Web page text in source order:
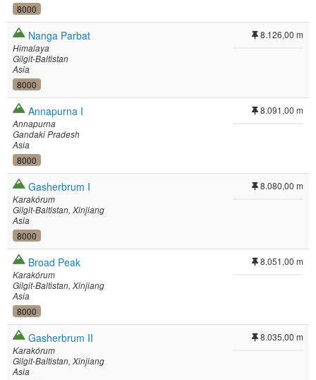
8000
Nanga Parbat
Himalaya
Gilgit-Baltistan
Asia
8000
8.126,00 m
Annapurna I
Annapurna
Gandaki Pradesh
Asia
8000
8.091,00 m
Gasherbrum I
Karakórum
Gilgit-Baltistan Xinjiang
Asia
8000
8.080,00 m
Broad Peak
Karakórum
Gilgit-Baltistan Xinjiang
Asia
8000
8.051,00 m
Gasherbrum II
Karakórum
Gilgit-Baltistan Xinjiang
Asia
8.035,00 m